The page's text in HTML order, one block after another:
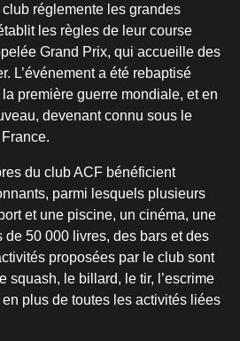
réglemente les grandes
les règles de leur course
Grand Prix, qui accueille des
L’événement a été rebaptisé
première guerre mondiale, et en
devenant connu sous le
du club ACF bénéficient
parmi lesquels plusieurs
et une piscine, un cinéma, une
de 50 000 livres, des bars et des
proposées par le club sont
squash, le billard, le tir, l’escrime
plus de toutes les activités liées